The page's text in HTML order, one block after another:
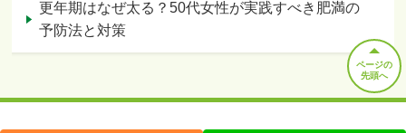
更年期はなぜ太る？50代女性が実践すべき肥満の
予防法と対策
ページの
先頭へ